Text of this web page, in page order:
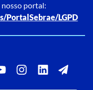
nosso portal:
PortalSebrae/LGPD